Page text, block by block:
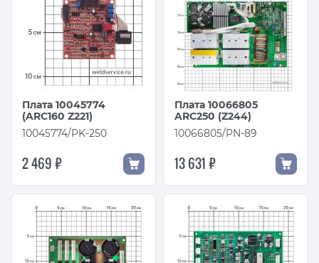
Плата 10045774
(ARC160 Z221)
10045774/PK-250
2 469 ₽
Плата 10066805
ARC250 (Z244)
10066805/PN-89
13 631 ₽